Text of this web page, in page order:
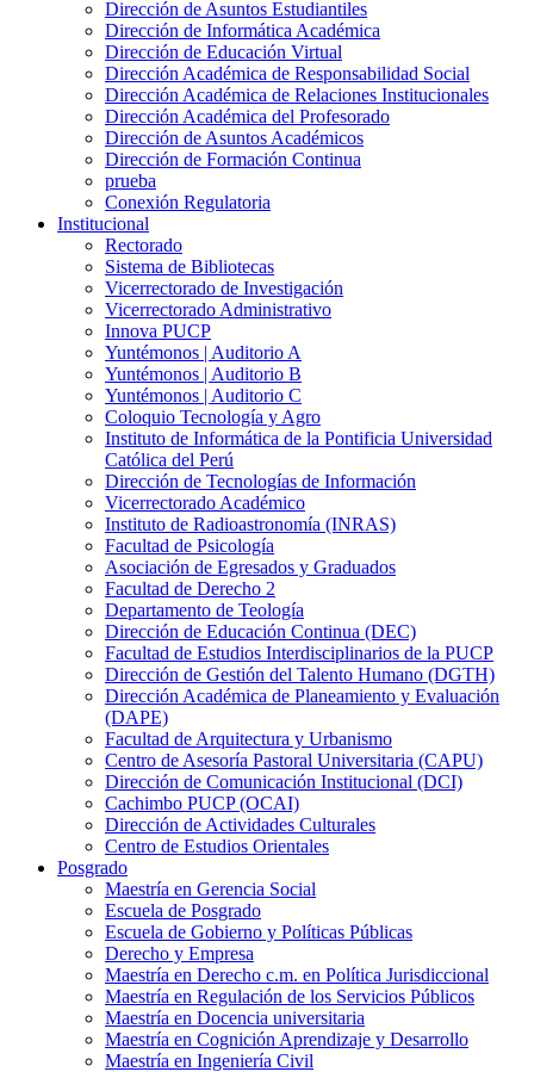
Dirección de Asuntos Estudiantiles
Dirección de Informática Académica
Dirección de Educación Virtual
Dirección Académica de Responsabilidad Social
Dirección Académica de Relaciones Institucionales
Dirección Académica del Profesorado
Dirección de Asuntos Académicos
Dirección de Formación Continua
prueba
Conexión Regulatoria
Institucional
Rectorado
Sistema de Bibliotecas
Vicerrectorado de Investigación
Vicerrectorado Administrativo
Innova PUCP
Yuntémonos | Auditorio A
Yuntémonos | Auditorio B
Yuntémonos | Auditorio C
Coloquio Tecnología y Agro
Instituto de Informática de la Pontificia Universidad
Católica del Perú
Dirección de Tecnologías de Información
Vicerrectorado Académico
Instituto de Radioastronomía (INRAS)
Facultad de Psicología
Asociación de Egresados y Graduados
Facultad de Derecho 2
Departamento de Teología
Dirección de Educación Continua (DEC)
Facultad de Estudios Interdisciplinarios de la PUCP
Dirección de Gestión del Talento Humano (DGTH)
Dirección Académica de Planeamiento y Evaluación
(DAPE)
Facultad de Arquitectura y Urbanismo
Centro de Asesoría Pastoral Universitaria (CAPU)
Dirección de Comunicación Institucional (DCI)
Cachimbo PUCP (OCAI)
Dirección de Actividades Culturales
Centro de Estudios Orientales
Posgrado
Maestría en Gerencia Social
Escuela de Posgrado
Escuela de Gobierno y Políticas Públicas
Derecho y Empresa
Maestría en Derecho c.m. en Política Jurisdiccional
Maestría en Regulación de los Servicios Públicos
Maestría en Docencia universitaria
Maestría en Cognición Aprendizaje y Desarrollo
Maestría en Ingeniería Civil